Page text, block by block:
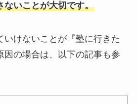
ないことが大切です。
いけないことが『塾に行きた
因の場合は、以下の記事も参